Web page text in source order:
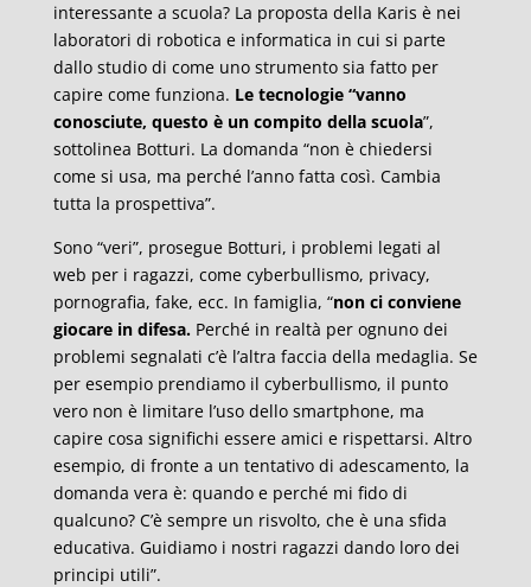
interessante a scuola? La proposta della Karis è nei
laboratori di robotica e informatica in cui si parte
dallo studio di come uno strumento sia fatto per
capire come funziona. Le tecnologie “vanno
conosciute, questo è un compito della scuola”,
sottolinea Botturi. La domanda “non è chiedersi
come si usa, ma perché l’anno fatta così. Cambia
tutta la prospettiva”.
Sono “veri”, prosegue Botturi, i problemi legati al
web per i ragazzi, come cyberbullismo, privacy,
pornografia, fake, ecc. In famiglia, “non ci conviene
giocare in difesa.Perché in realtà per ognuno dei
problemi segnalati c’è l’altra faccia della medaglia. Se
per esempio prendiamo il cyberbullismo, il punto
vero non è limitare l’uso dello smartphone, ma
capire cosa significhi essere amici e rispettarsi. Altro
esempio, di fronte a un tentativo di adescamento, la
domanda vera è: quando e perché mi fido di
qualcuno? C’è sempre un risvolto, che è una sfida
educativa. Guidiamo i nostri ragazzi dando loro dei
principi utili”.